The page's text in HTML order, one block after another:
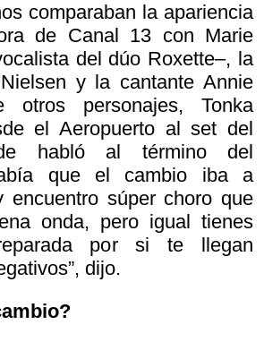
comparaban la apariencia
de Canal 13 con Marie
del dúo Roxette–, la
y la cantante Annie
otros personajes, Tonka
el Aeropuerto al set del
habló al término del
que el cambio iba a
encuentro súper choro que
onda, pero igual tienes
por si te llegan
dijo.